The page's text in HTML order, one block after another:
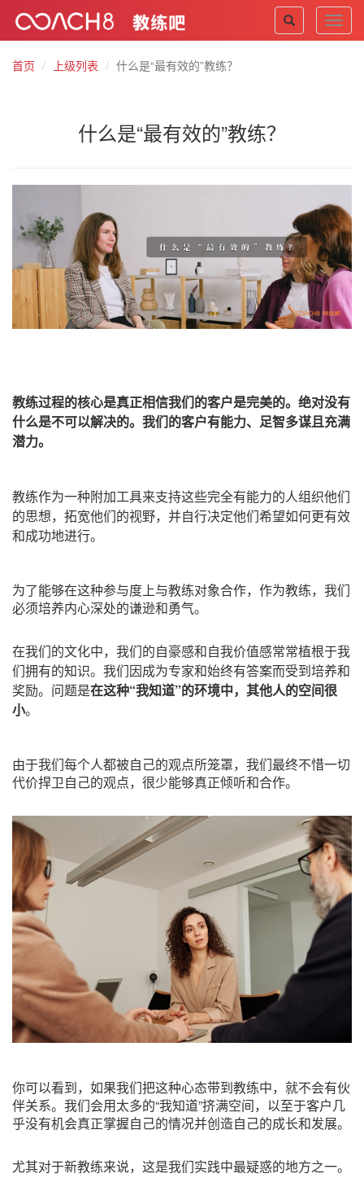
首页
上级列表 什么是“最有效的”教练？
什么是“最有效的”教练？
教练过程的核心是真正相信我们的客户是完美的。 绝对没有
什么是不可以解决的。 我们的客户有能力、足智多谋且充满
潜力。
教练作为一种附加工具来支持这些完全有能力的人组织他们
的思想，拓宽他们的视野，并自行决定他们希望如何更有效
和成功地进行。
为了能够在这种参与度上与教练对象合作，作为教练，我们
必须培养内心深处的谦逊和勇气。
在我们的文化中，我们的自豪感和自我价值感常常植根于我
们拥有的知识。我们因成为专家和始终有答案而受到培养和
奖励。问题是在这种“我知道”的环境中，其他人的空间很
小。
由于我们每个人都被自己的观点所笼罩，我们最终不惜一切
代价捍卫自己的观点，很少能够真正倾听和合作。
你可以看到，如果我们把这种心态带到教练中，就不会有伙
伴关系。我们会用太多的“我知道”挤满空间，以至于客户几
乎没有机会真正掌握自己的情况并创造自己的成长和发展。
尤其对于新教练来说，这是我们实践中最疑惑的地方之一。